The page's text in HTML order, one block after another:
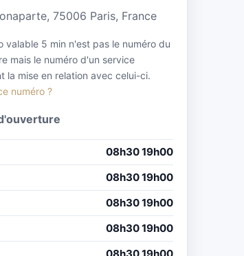
75006 Paris, France
valable 5 min n'est pas le numéro du
mais le numéro d'un service
la mise en relation avec celui-ci.
numéro ?
08h30 19h00
08h30 19h00
08h30 19h00
08h30 19h00
08h30 19h00